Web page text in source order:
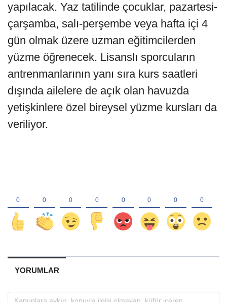
yapılacak. Yaz tatilinde çocuklar, pazartesi-
çarşamba, salı-perşembe veya hafta içi 4
gün olmak üzere uzman eğitimcilerden
yüzme öğrenecek. Lisanslı sporcuların
antrenmanlarının yanı sıra kurs saatleri
dışında ailelere de açık olan havuzda
yetişkinlere özel bireysel yüzme kursları da
veriliyor.
YORUMLAR